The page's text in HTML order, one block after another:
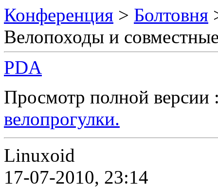
Конференция > Болтовня
Велопоходы и
PDA
Просмотр полной
велопрогулки.
Linuxoid
17-07-2010, 23:14